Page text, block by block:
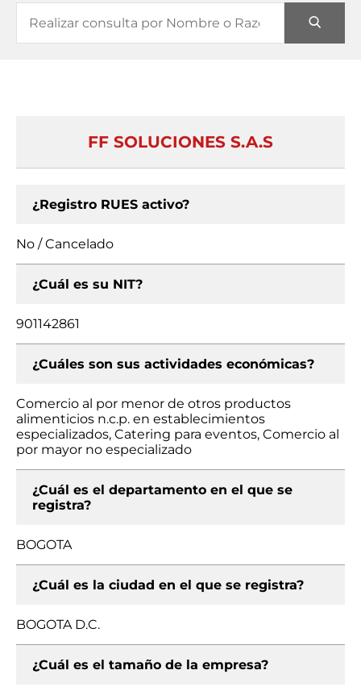
FF SOLUCIONES S.A.S
¿Registro RUES activo?
No / Cancelado
¿Cuál es su NIT?
901142861
¿Cuáles son sus actividades económicas?
Comercio al por menor de otros productos
alimenticios n.c.p. en establecimientos
especializados, Catering para eventos, Comercio al
por mayor no especializado
¿Cuál es el departamento en el que se
registra?
BOGOTA
¿Cuál es la ciudad en el que se registra?
BOGOTA D.C.
¿Cuál es el tamaño de la empresa?